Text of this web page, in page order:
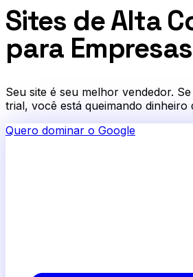
Sites de Alta
para
Seu site é seu melhor vendedor.
trial, você está queimando dinheiro
Quero dominar o Google